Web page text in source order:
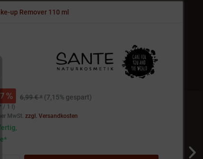
up Remover 110 ml
7 6,99 € * (7,15% gespart)
/ 1 l)
MwSt.zzgl. Versandkosten